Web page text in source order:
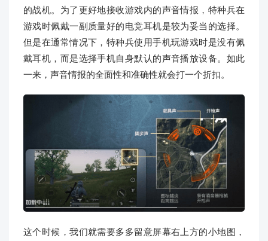
的战机。为了更好地接收游戏内的声音情报，特种兵在
游戏时佩戴一副质量好的电竞耳机是较为妥当的选择。
但是在通常情况下，特种兵使用手机玩游戏时是没有佩
戴耳机，而是选择手机自身默认的声音播放设备。如此
一来，声音情报的全面性和准确性就会打一个折扣。
这个时候，我们就需要多多留意屏幕右上方的小地图，